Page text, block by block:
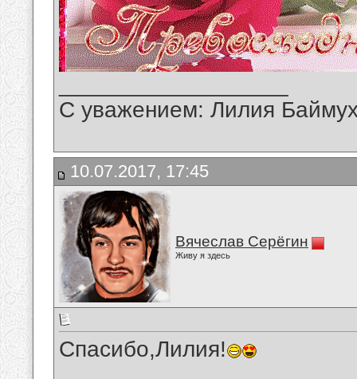
С уважением: Лилия
10.07.2017, 17:45
Вячеслав Серёгин
Живу я здесь
Спасибо,Лилия!